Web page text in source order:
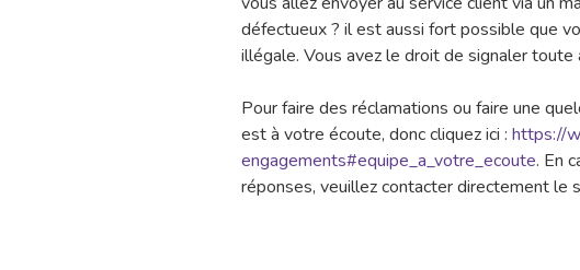
défectueux ? il est aussi fort possible que
illégale. Vous avez le droit de signaler toute
Pour faire des réclamations ou faire une
est à votre écoute, donc cliquez ici : https://
engagements#equipe_a_votre_ecoute. En
réponses, veuillez contacter directement le